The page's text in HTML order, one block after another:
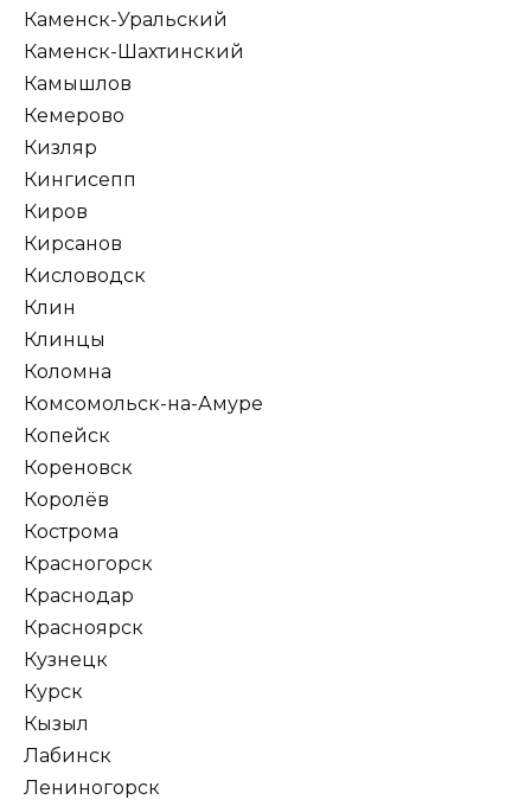
Каменск-Уральский
Каменск-Шахтинский
Камышлов
Кемерово
Кизляр
Кингисепп
Киров
Кирсанов
Кисловодск
Клин
Клинцы
Коломна
Комсомольск-на-Амуре
Копейск
Кореновск
Королёв
Кострома
Красногорск
Краснодар
Красноярск
Кузнецк
Курск
Кызыл
Лабинск
Лениногорск